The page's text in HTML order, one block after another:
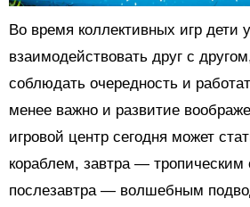
Во время коллективных игр дети
взаимодействовать друг с
соблюдать очередность и
менее важно и развитие
игровой центр сегодня может
кораблем, завтра — тропическим
послезавтра — волшебным